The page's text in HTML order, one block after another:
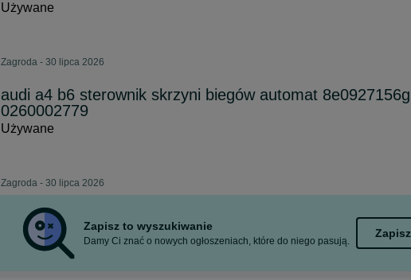
Używane
Zagroda - 30 lipca 2026
audi a4 b6 sterownik skrzyni biegów automat 8e0927156g
0260002779
Używane
Zagroda - 30 lipca 2026
Zapisz to wyszukiwanie
Damy Ci znać o nowych ogłoszeniach, które do niego pasują.
Zapisz